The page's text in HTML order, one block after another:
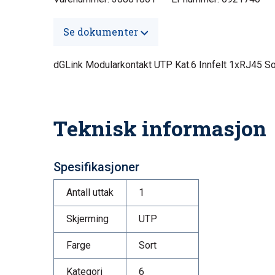
Se dokumenter
dGLink Modularkontakt UTP Kat.6 Innfelt 1xRJ45
Teknisk informasjon
Spesifikasjoner
Antall uttak 1
Skjerming UTP
Farge Sort
Kategori 6